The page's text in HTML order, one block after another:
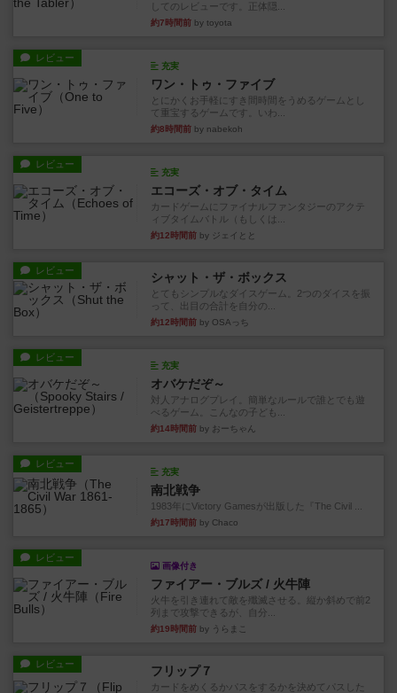
してのレビューです。正体隠...
約7時間前 by toyota
レビュー
充実
ワン・トゥ・ファイブ
とにかくお手軽にすき間時間をうめるゲームとし
て重宝するゲームです。いわ...
約8時間前 by nabekoh
レビュー
充実
エコーズ・オブ・タイム
カードゲームにファイナルファンタジーのアクテ
ィブタイムバトル（もしくは...
約12時間前 by ジェイとと
レビュー シャット・ザ・ボックス
とてもシンプルなダイスゲーム。2つのダイスを振
って、出目の合計を自分の...
約12時間前 by OSAっち
レビュー
充実
オバケだぞ～
対人アナログプレイ。簡単なルールで誰とでも遊
べるゲーム。こんなの子ども...
約14時間前 by おーちゃん
レビュー
充実
南北戦争
1983年にVictory Gamesが出版した『The Civil ...
約17時間前 by Chaco
レビュー
画像付き
ファイアー・ブルズ / 火牛陣
火牛を引き連れて敵を殲滅させる。縦か斜めで前2
列まで攻撃できるが、自分...
約19時間前 by うらまこ
レビュー フリップ７
カードをめくるかパスをするかを決めてパスした